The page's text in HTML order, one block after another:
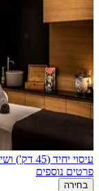
עיסוי יחיד (45 דק') ושימוש במתקנים
פרטים נוספים
בחירה